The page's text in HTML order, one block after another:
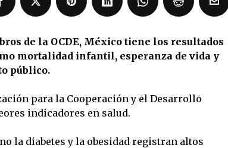
de la OCDE, México tiene los resultados
mortalidad infantil, esperanza de vida y
público.
para la Cooperación y el Desarrollo
indicadores en salud.
la diabetes y la obesidad registran altos